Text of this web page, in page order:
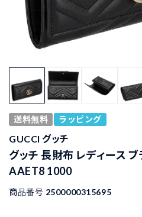
送料無料 ラッピング
GUCCI グッチ
グッチ 長財布 レディース
AAET8 1000
商品番号 2500000315695